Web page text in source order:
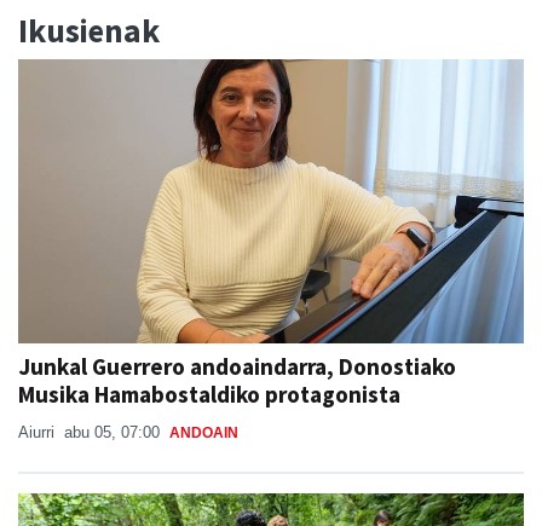
Ikusienak
Junkal Guerrero andoaindarra, Donostiako
Musika Hamabostaldiko protagonista
Aiurri abu 05, 07:00 ANDOAIN